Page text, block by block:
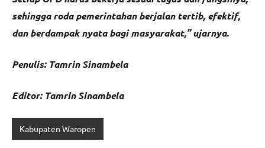
sehingga roda pemerintahan berjalan tertib, efektif,
dan berdampak nyata bagi masyarakat,” ujarnya.
Penulis: Tamrin Sinambela
Editor: Tamrin Sinambela
Kabupaten Waropen